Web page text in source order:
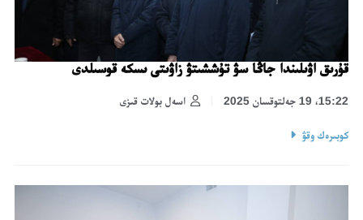
قۇرىق اۋىلىندا جاڭا سۋ تۇششىتۋ زاۋىتى ىسكە قوسىلدى
اسەل بولات قىزى 15:22، 19 جەلتوقسان 2025
كوبىرەك وقۋ